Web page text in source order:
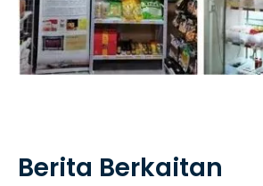
Berita Berkaitan